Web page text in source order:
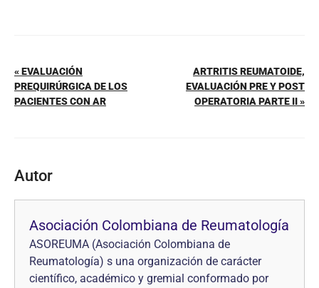
« EVALUACIÓN
PREQUIRÚRGICA DE LOS
PACIENTES CON AR
ARTRITIS REUMATOIDE,
EVALUACIÓN PRE Y POST
OPERATORIA PARTE II »
Autor
Asociación Colombiana de Reumatología
ASOREUMA (Asociación Colombiana de
Reumatología) s una organización de carácter
científico, académico y gremial conformado por